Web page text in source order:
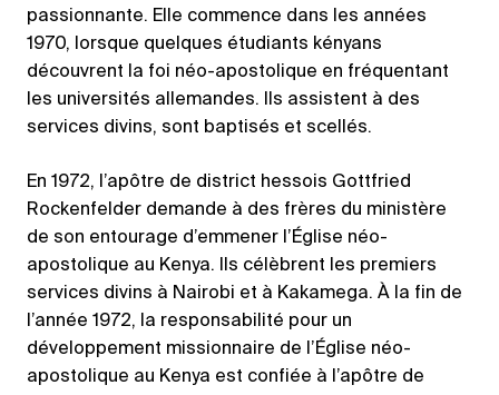
passionnante. Elle commence dans les années
1970, lorsque quelques étudiants kényans
découvrent la foi néo-apostolique en fréquentant
les universités allemandes. Ils assistent à des
services divins, sont baptisés et scellés.
En 1972, l’apôtre de district hessois Gottfried
Rockenfelder demande à des frères du ministère
de son entourage d’emmener l’Église néo-
apostolique au Kenya. Ils célèbrent les premiers
services divins à Nairobi et à Kakamega. À la fin de
l’année 1972, la responsabilité pour un
développement missionnaire de l’Église néo-
apostolique au Kenya est confiée à l’apôtre de